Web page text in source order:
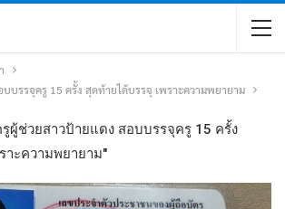
บรรจุครู 15 ครั้ง สุดท้ายได้บรรจุ เพราะความพยายาม
ผู้ช่วยสาวป้ายแดง สอบบรรจุครู 15 ครั้ง
าะความพยายาม"